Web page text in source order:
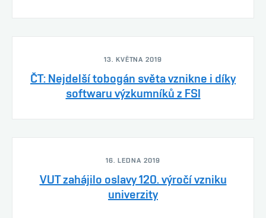
13. KVĚTNA 2019
ČT: Nejdelší tobogán světa vznikne i díky
softwaru výzkumníků z FSI
16. LEDNA 2019
VUT zahájilo oslavy 120. výročí vzniku
univerzity